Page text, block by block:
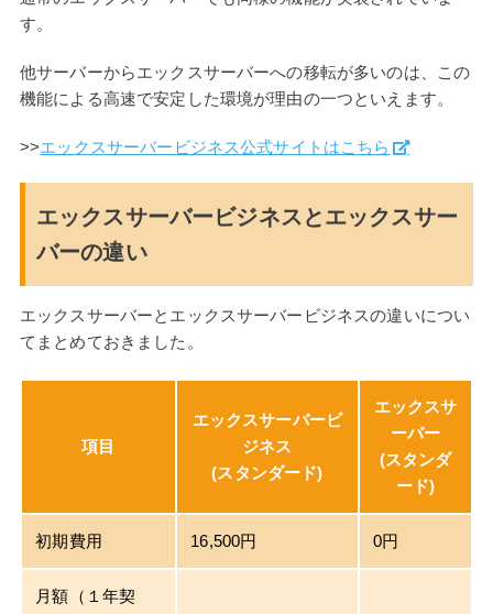
す。
他サーバーからエックスサーバーへの移転が多いのは、この
機能による高速で安定した環境が理由の一つといえます。
>>エックスサーバービジネス公式サイトはこちら
エックスサーバービジネスとエックスサー
バーの違い
エックスサーバーとエックスサーバービジネスの違いについ
てまとめておきました。
項目
エックスサーバービ
ジネス
(スタンダード)
エックスサ
ーバー
(スタンダ
ード)
初期費用 16,500円 0円
月額（１年契